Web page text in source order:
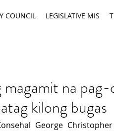
COUNCIL LEGISLATIVE MIS
na
kilong bugas
George